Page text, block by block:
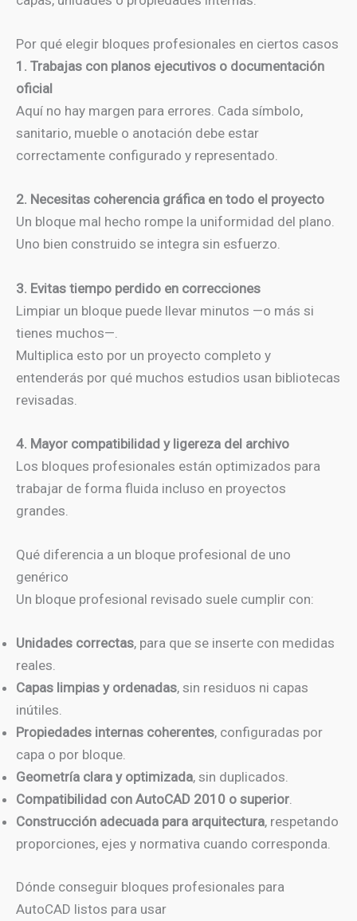
Por qué elegir bloques profesionales en ciertos casos
1. Trabajas con planos ejecutivos o documentación
oficial
Aquí no hay margen para errores. Cada símbolo,
sanitario, mueble o anotación debe estar
correctamente configurado y representado.
2. Necesitas coherencia gráfica en todo el proyecto
Un bloque mal hecho rompe la uniformidad del plano.
Uno bien construido se integra sin esfuerzo.
3. Evitas tiempo perdido en correcciones
Limpiar un bloque puede llevar minutos —o más si
tienes muchos—.
Multiplica esto por un proyecto completo y
entenderás por qué muchos estudios usan bibliotecas
revisadas.
4. Mayor compatibilidad y ligereza del archivo
Los bloques profesionales están optimizados para
trabajar de forma fluida incluso en proyectos
grandes.
Qué diferencia a un bloque profesional de uno
genérico
Un bloque profesional revisado suele cumplir con:
Unidades correctas, para que se inserte con medidas
reales.
Capas limpias y ordenadas, sin residuos ni capas
inútiles.
Propiedades internas coherentes, configuradas por
capa o por bloque.
Geometría clara y optimizada, sin duplicados.
Compatibilidad con AutoCAD 2010 o superior.
Construcción adecuada para arquitectura, respetando
proporciones, ejes y normativa cuando corresponda.
Dónde conseguir bloques profesionales para
AutoCAD listos para usar